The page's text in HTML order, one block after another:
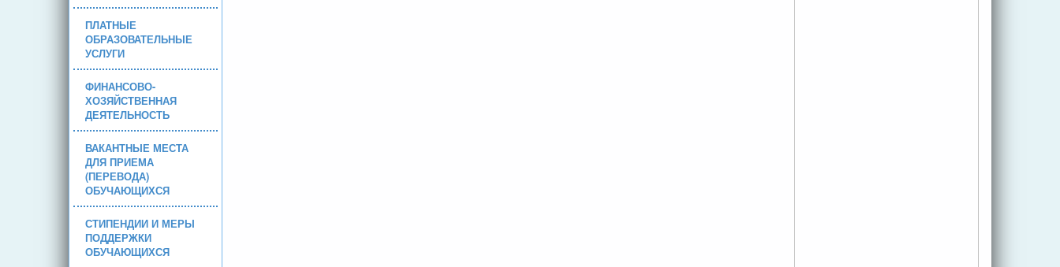
ПЛАТНЫЕ
ОБРАЗОВАТЕЛЬНЫЕ
УСЛУГИ
ФИНАНСОВО-
ХОЗЯЙСТВЕННАЯ
ДЕЯТЕЛЬНОСТЬ
ВАКАНТНЫЕ МЕСТА
ДЛЯ ПРИЕМА
(ПЕРЕВОДА)
ОБУЧАЮЩИХСЯ
СТИПЕНДИИ И МЕРЫ
ПОДДЕРЖКИ
ОБУЧАЮЩИХСЯ